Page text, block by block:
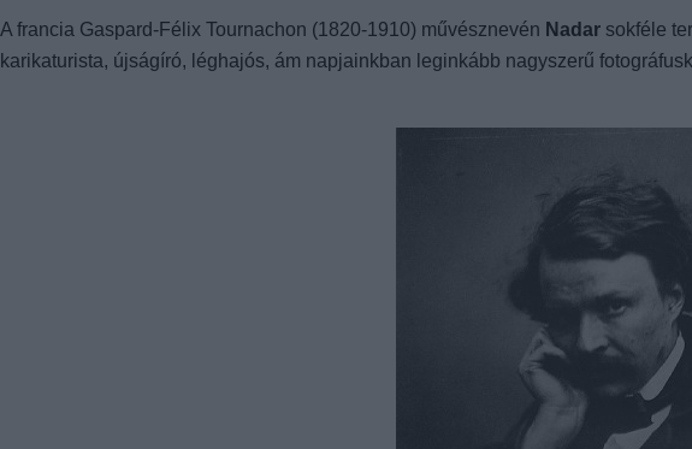
A francia Gaspard-Félix Tournachon (1820-1910) művésznevén Nadar sokféle
karikaturista, újságíró, léghajós, ám napjainkban leginkább nagyszerű